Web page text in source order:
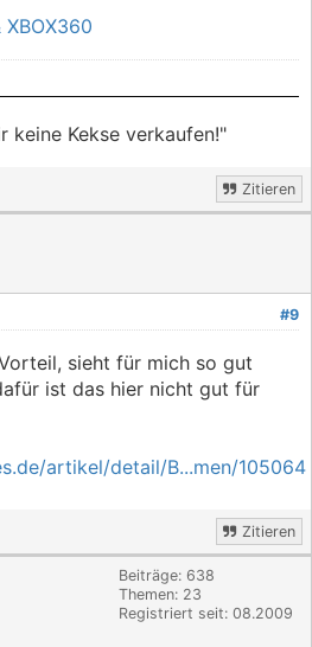
keine Kekse verkaufen!"
Zitieren
#9
sieht für mich so gut
ist das hier nicht gut für
artikel/detail/B...men/105064
Zitieren
Beiträge: 638
Themen: 23
Registriert seit: 08.2009